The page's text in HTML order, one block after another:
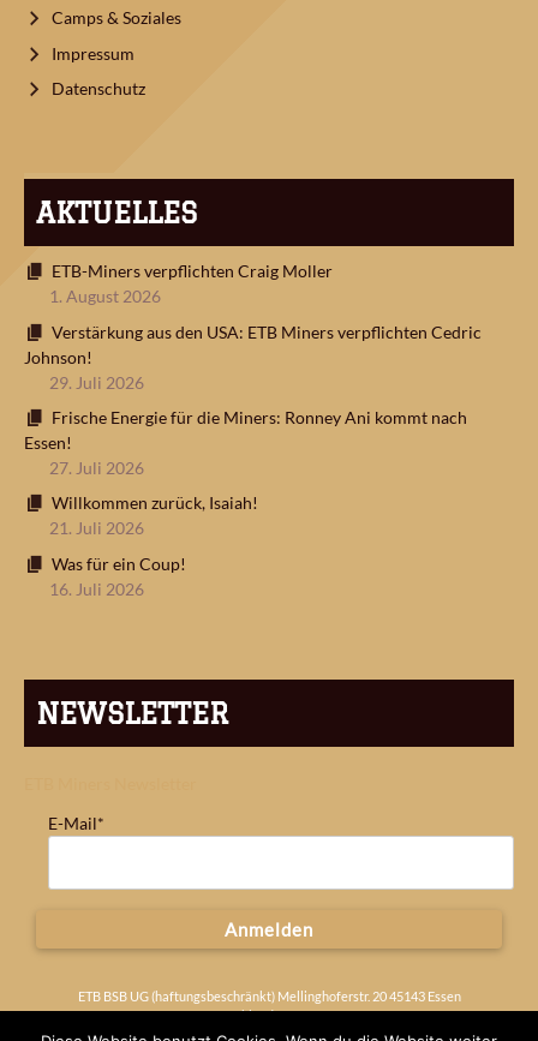
Camps & Soziales
Impressum
Datenschutz
AKTUELLES
ETB-Miners verpflichten Craig Moller
1. August 2026
Verstärkung aus den USA: ETB Miners verpflichten Cedric
Johnson!
29. Juli 2026
Frische Energie für die Miners: Ronney Ani kommt nach
Essen!
27. Juli 2026
Willkommen zurück, Isaiah!
21. Juli 2026
Was für ein Coup!
16. Juli 2026
NEWSLETTER
E-Mail*
Anmelden
ETB BSB UG (haftungsbeschränkt) Mellinghoferstr. 20 45143 Essen
DeutschlandImpressum